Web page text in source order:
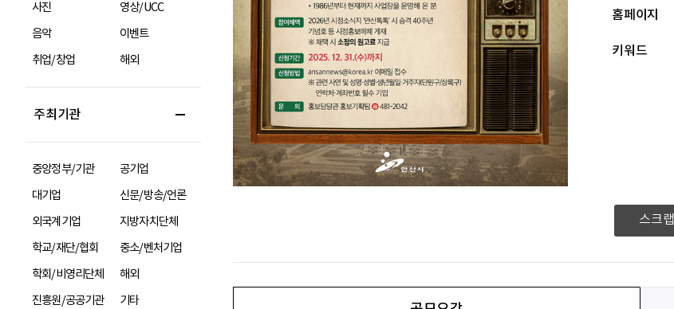
사진
영상/UCC
음악
이벤트
취업/창업
해외
주최기관
중앙정부/기관
공기업
대기업
신문/방송/언론
외국계기업
지방자치단체
학교/재단/협회
중소/벤처기업
학회/비영리단체
해외
진흥원/공공기관
기타
홈페이지
키워드
스크랩